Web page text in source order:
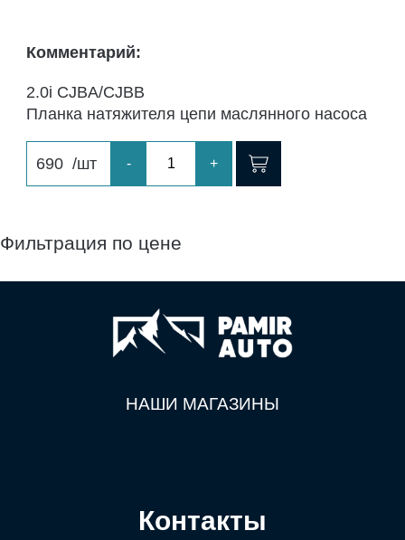
Комментарий:
2.0i CJBA/CJBB
Планка натяжителя цепи маслянного насоса
690 /шт - +
Фильтрация по цене
НАШИ МАГАЗИНЫ
Контакты